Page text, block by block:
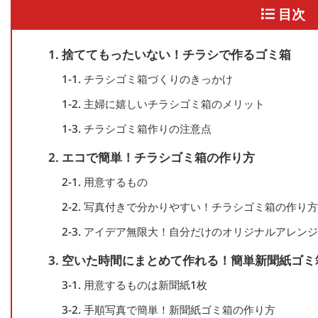
目次
1. 捨ててもったいない！チラシで作るゴミ箱
1-1. チラシゴミ箱づくりのきっかけ
1-2. 主婦に嬉しいチラシゴミ箱のメリット
1-3. チラシゴミ箱作りの注意点
2. エコで簡単！チラシゴミ箱の作り方
2-1. 用意するもの
2-2. 写真付きで分かりやすい！チラシゴミ箱の作り方
2-3. アイデア無限大！自分だけのオリジナルアレンジ
3. 空いた時間にまとめて作れる！簡単新聞紙ゴ
3-1. 用意するものは新聞紙1枚
3-2. 手順写真で簡単！新聞紙ゴミ箱の作り方